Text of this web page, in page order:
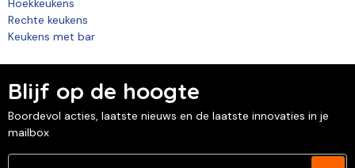
Hoekkeukens
Rechte keukens
Keukens met bar
Blijf op de hoogte
Boordevol acties, laatste nieuws en de laatste innovaties in je
mailbox